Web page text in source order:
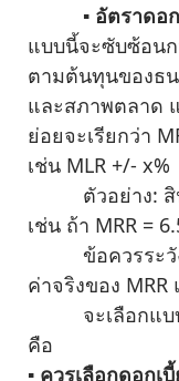
▪︎ อัตราดอ
แบบนี้จะซับซ้อนก
ตามต้นทุนของธ
และสภาพตลาด
ย่อยจะเรียกว่า
เช่น MLR +/- x%
ตัวอย่าง: สินเ
เช่น ถ้า MRR =
ข้อควรระวัง เ
ค่าจริงของ
จะเลือกแบ
คือ
▪︎ ควรเลือกดอกเ